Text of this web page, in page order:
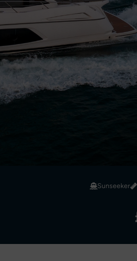
Sunseeker